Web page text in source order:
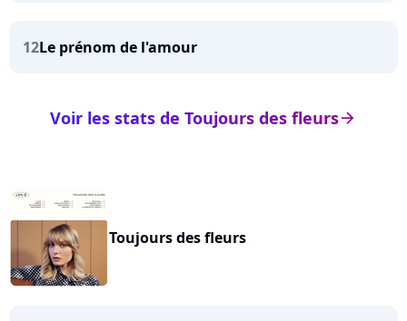
12Le prénom de l'amour
arrow_right
Voir les stats de Toujours des fleurs
Toujours des fleurs